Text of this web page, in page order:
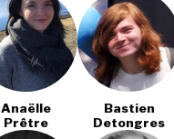
Anaëlle
Prêtre
Bastien
Detongres